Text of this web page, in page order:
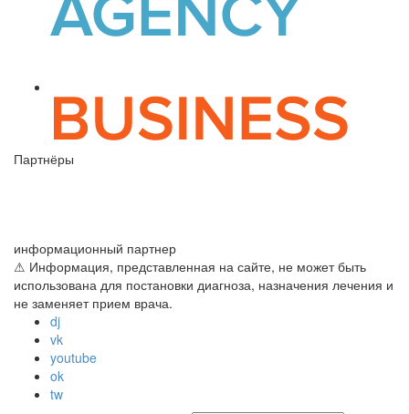
Партнёры
информационный партнер
⚠ Информация, представленная на сайте, не может быть
использована для постановки диагноза, назначения лечения и
не заменяет прием врача.
dj
vk
youtube
ok
tw